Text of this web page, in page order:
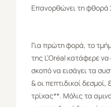
Επανορθώνει τη φθορά
Για πρώτη φορά, το
της L’Oréal κατάφερε
σκοπό να εισάγει τα
& οι πεπτιδικοί
τρίχας**. Μόλις τα